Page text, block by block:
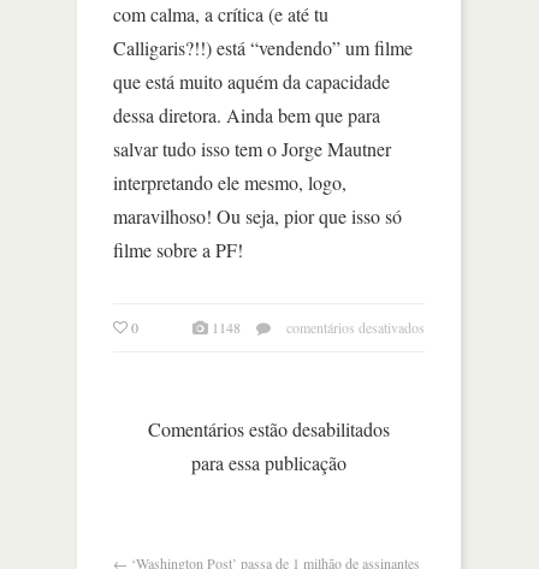
com calma, a crítica (e até tu
Calligaris?!!) está “vendendo” um filme
que está muito aquém da capacidade
dessa diretora. Ainda bem que para
salvar tudo isso tem o Jorge Mautner
interpretando ele mesmo, logo,
maravilhoso! Ou seja, pior que isso só
filme sobre a PF!
0 1148 comentários desativados
Comentários estão desabilitados
para essa publicação
← ‘Washington Post’ passa de 1 milhão de assinantes